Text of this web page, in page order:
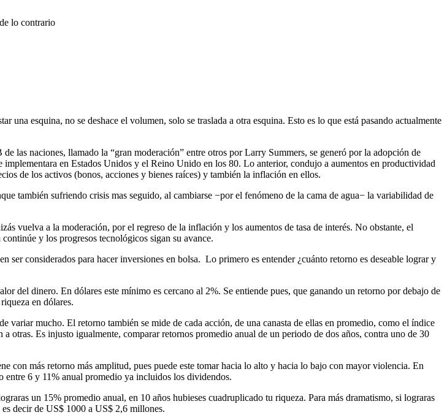
lo contrario
esquina, no se deshace el volumen, solo se traslada a otra esquina. Esto es lo que está pasando actualmente
las naciones, llamado la “gran moderación” entre otros por Larry Summers, se generó por la adopción de
en Estados Unidos y el Reino Unido en los 80. Lo anterior, condujo a aumentos en productividad
de los activos (bonos, acciones y bienes raíces) y también la inflación en ellos.
también sufriendo crisis mas seguido, al cambiarse −por el fenómeno de la cama de agua− la variabilidad de
vuelva a la moderación, por el regreso de la inflación y los aumentos de tasa de interés. No obstante, el
y los progresos tecnológicos sigan su avance.
ser considerados para hacer inversiones en bolsa. Lo primero es entender ¿cuánto retorno es deseable lograr y
del dinero. En dólares este mínimo es cercano al 2%. Se entiende pues, que ganando un retorno por debajo de
en dólares.
variar mucho. El retorno también se mide de cada acción, de una canasta de ellas en promedio, como el índice
otras. Es injusto igualmente, comparar retornos promedio anual de un periodo de dos años, contra uno de 30
con más retorno más amplitud, pues puede este tomar hacia lo alto y hacia lo bajo con mayor violencia. En
entre 6 y 11% anual promedio ya incluidos los dividendos.
un 15% promedio anual, en 10 años hubieses cuadruplicado tu riqueza. Para más dramatismo, si lograras
decir de US$ 1000 a US$ 2,6 millones.